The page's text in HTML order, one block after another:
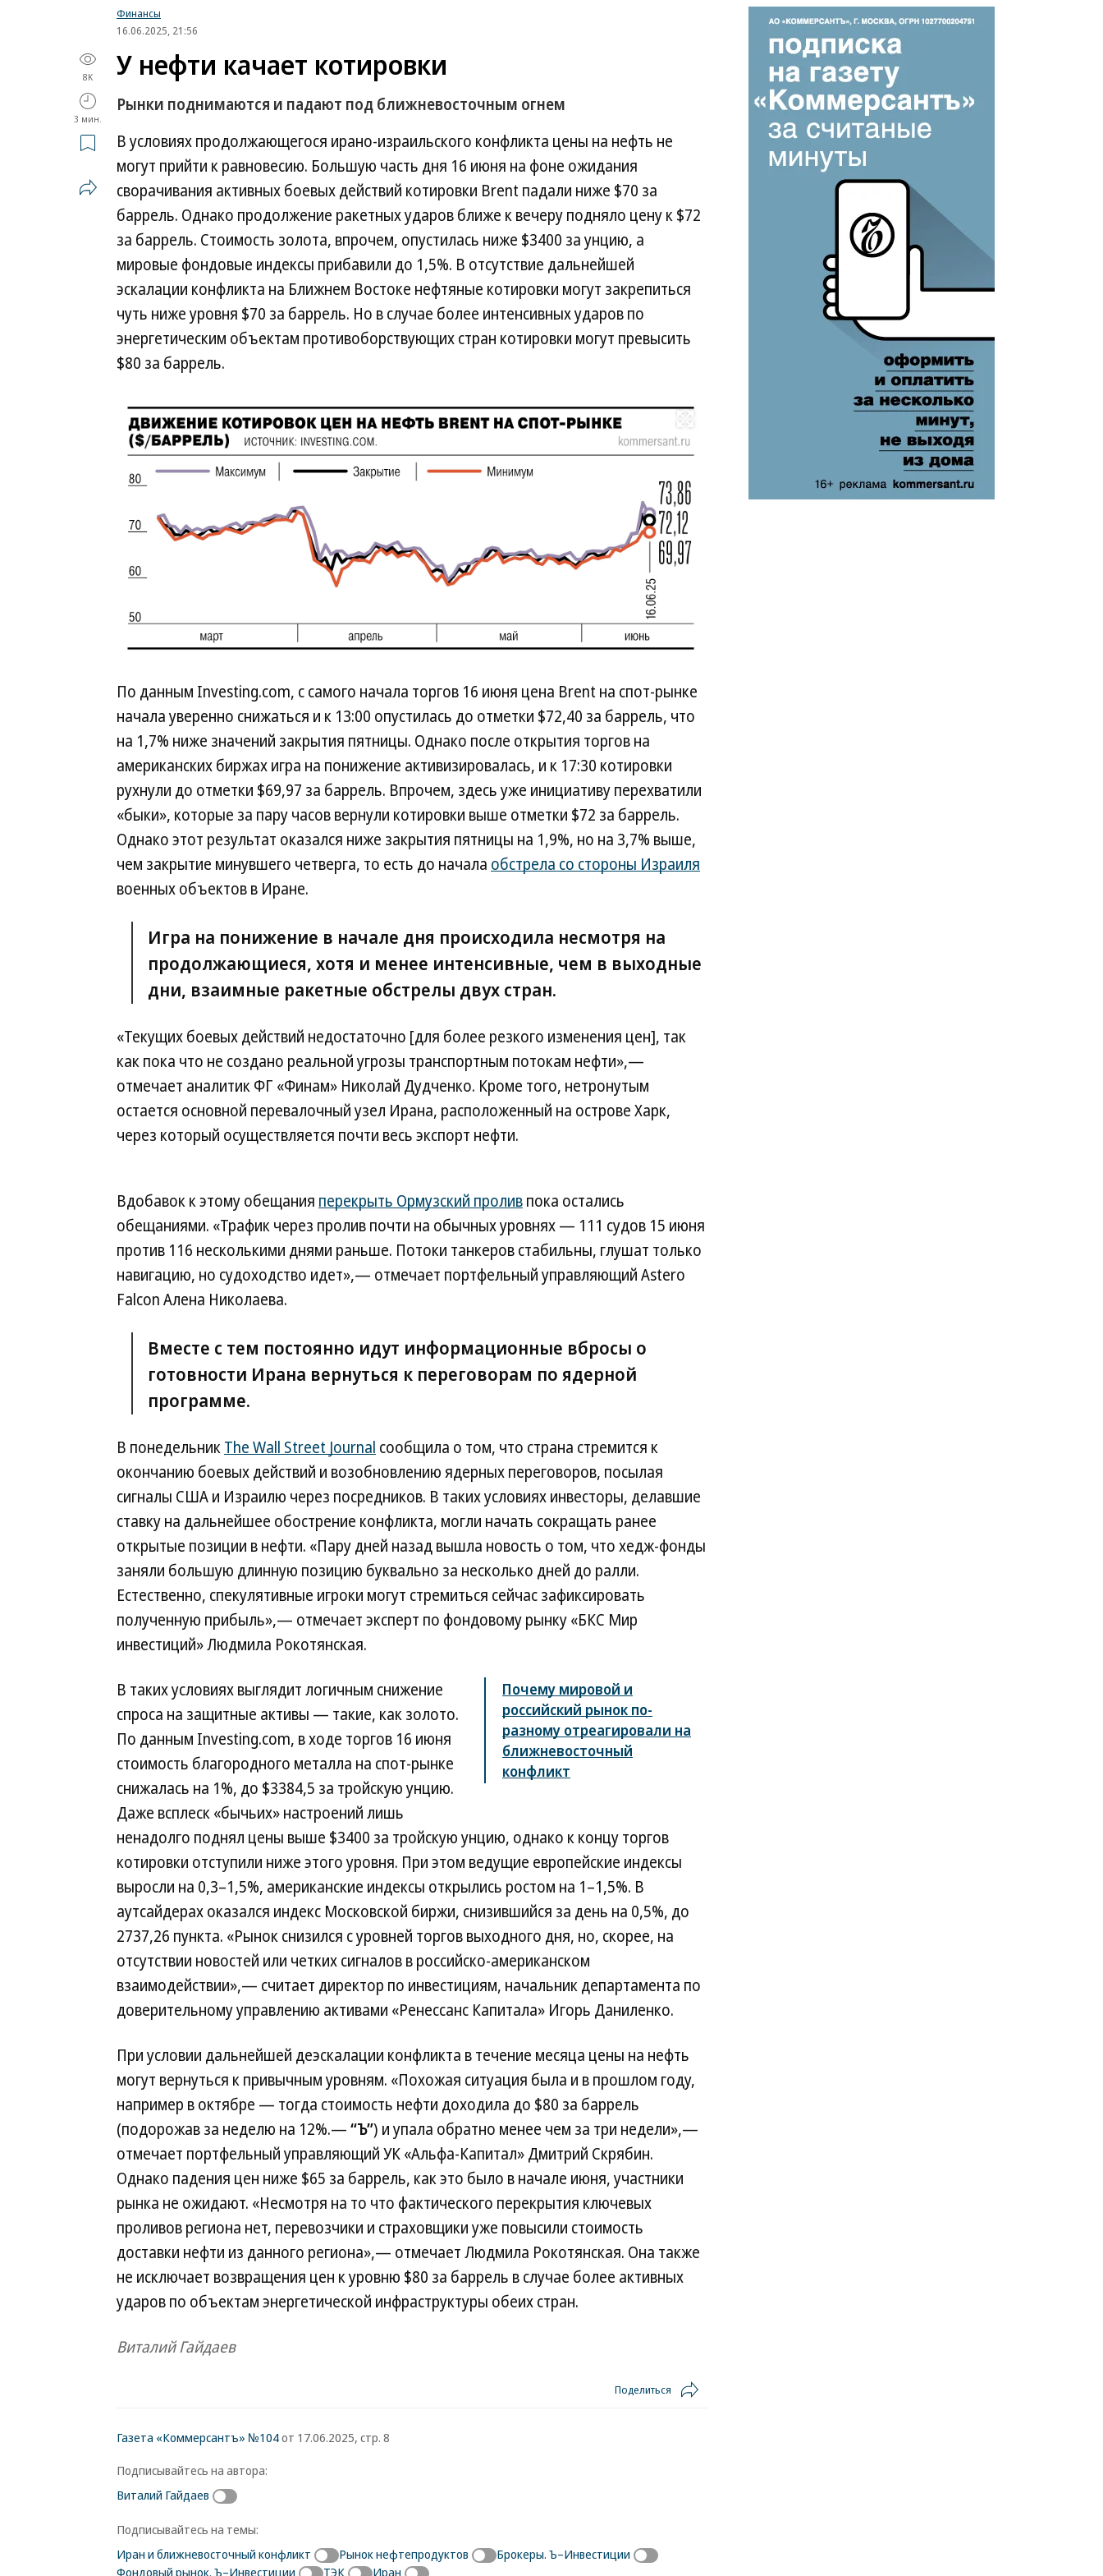
Финансы
16.06.2025, 21:56
8K
3 мин.
У нефти качает котировки
Рынки поднимаются и падают под ближневосточным огнем
В условиях продолжающегося ирано-израильского конфликта цены на нефть не
могут прийти к равновесию. Большую часть дня 16 июня на фоне ожидания
сворачивания активных боевых действий котировки Brent падали ниже $70 за
баррель. Однако продолжение ракетных ударов ближе к вечеру подняло цену к $72
за баррель. Стоимость золота, впрочем, опустилась ниже $3400 за унцию, а
мировые фондовые индексы прибавили до 1,5%. В отсутствие дальнейшей
эскалации конфликта на Ближнем Востоке нефтяные котировки могут закрепиться
чуть ниже уровня $70 за баррель. Но в случае более интенсивных ударов по
энергетическим объектам противоборствующих стран котировки могут превысить
$80 за баррель.
Развернуть на весь экран
По данным Investing.com, с самого начала торгов 16 июня цена Brent на спот-рынке
начала уверенно снижаться и к 13:00 опустилась до отметки $72,40 за баррель, что
на 1,7% ниже значений закрытия пятницы. Однако после открытия торгов на
американских биржах игра на понижение активизировалась, и к 17:30 котировки
рухнули до отметки $69,97 за баррель. Впрочем, здесь уже инициативу перехватили
«быки», которые за пару часов вернули котировки выше отметки $72 за баррель.
Однако этот результат оказался ниже закрытия пятницы на 1,9%, но на 3,7% выше,
чем закрытие минувшего четверга, то есть до начала обстрела со стороны Израиля
военных объектов в Иране.
Игра на понижение в начале дня происходила несмотря на
продолжающиеся, хотя и менее интенсивные, чем в выходные
дни, взаимные ракетные обстрелы двух стран.
«Текущих боевых действий недостаточно [для более резкого изменения цен], так
как пока что не создано реальной угрозы транспортным потокам нефти»,—
отмечает аналитик ФГ «Финам» Николай Дудченко. Кроме того, нетронутым
остается основной перевалочный узел Ирана, расположенный на острове Харк,
через который осуществляется почти весь экспорт нефти.
Вдобавок к этому обещания перекрыть Ормузский проливпока остались
обещаниями. «Трафик через пролив почти на обычных уровнях — 111 судов 15 июня
против 116 несколькими днями раньше. Потоки танкеров стабильны, глушат только
навигацию, но судоходство идет»,— отмечает портфельный управляющий Astero
Falcon Алена Николаева.
Вместе с тем постоянно идут информационные вбросы о
готовности Ирана вернуться к переговорам по ядерной
программе.
В понедельникThe Wall Street Journal сообщила о том, что страна стремится к
окончанию боевых действий и возобновлению ядерных переговоров, посылая
сигналы США и Израилю через посредников. В таких условиях инвесторы, делавшие
ставку на дальнейшее обострение конфликта, могли начать сокращать ранее
открытые позиции в нефти. «Пару дней назад вышла новость о том, что хедж-фонды
заняли большую длинную позицию буквально за несколько дней до ралли.
Естественно, спекулятивные игроки могут стремиться сейчас зафиксировать
полученную прибыль»,— отмечает эксперт по фондовому рынку «БКС Мир
инвестиций» Людмила Рокотянская.
Почему мировой и
российский рынок по-
разному отреагировали на
ближневосточный
конфликт
В таких условиях выглядит логичным снижение
спроса на защитные активы — такие, как золото.
По данным Investing.com, в ходе торгов 16 июня
стоимость благородного металла на спот-рынке
снижалась на 1%, до $3384,5 за тройскую унцию.
Даже всплеск «бычьих» настроений лишь
ненадолго поднял цены выше $3400 за тройскую унцию, однако к концу торгов
котировки отступили ниже этого уровня. При этом ведущие европейские индексы
выросли на 0,3–1,5%, американские индексы открылись ростом на 1–1,5%. В
аутсайдерах оказался индекс Московской биржи, снизившийся за день на 0,5%, до
2737,26 пункта. «Рынок снизился с уровней торгов выходного дня, но, скорее, на
отсутствии новостей или четких сигналов в российско-американском
взаимодействии»,— считает директор по инвестициям, начальник департамента по
доверительному управлению активами «Ренессанс Капитала» Игорь Даниленко.
При условии дальнейшей деэскалации конфликта в течение месяца цены на нефть
могут вернуться к привычным уровням. «Похожая ситуация была и в прошлом году,
например в октябре — тогда стоимость нефти доходила до $80 за баррель
(подорожав за неделю на 12%.—“Ъ”) и упала обратно менее чем за три недели»,—
отмечает портфельный управляющий УК «Альфа-Капитал» Дмитрий Скрябин.
Однако падения цен ниже $65 за баррель, как это было в начале июня, участники
рынка не ожидают. «Несмотря на то что фактического перекрытия ключевых
проливов региона нет, перевозчики и страховщики уже повысили стоимость
доставки нефти из данного региона»,— отмечает Людмила Рокотянская. Она также
не исключает возвращения цен к уровню $80 за баррель в случае более активных
ударов по объектам энергетической инфраструктуры обеих стран.
Виталий Гайдаев
Поделиться
Газета «Коммерсантъ» №104от 17.06.2025, стр. 8
Подписывайтесь на автора:
Виталий Гайдаев
Подписывайтесь на темы:
Иран и ближневосточный конфликт
Рынок нефтепродуктов
Брокеры. Ъ–Инвестиции
Фондовый рынок. Ъ–Инвестиции
ТЭК Иран